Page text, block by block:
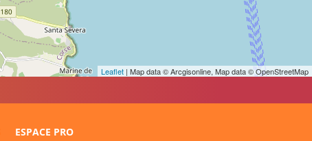
Leaflet | Map data © Arcgisonline, Map data © OpenStreetMap
ESPACE PRO